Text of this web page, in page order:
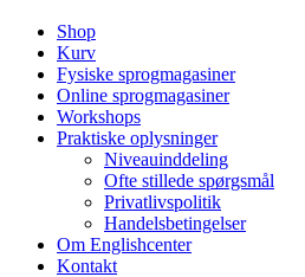
Shop
Kurv
Fysiske sprogmagasiner
Online sprogmagasiner
Workshops
Praktiske oplysninger
Niveauinddeling
Ofte stillede spørgsmål
Privatlivspolitik
Handelsbetingelser
Om Englishcenter
Kontakt